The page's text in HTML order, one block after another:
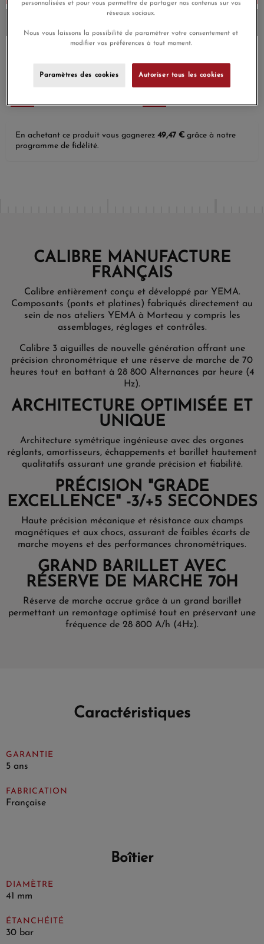
sans frais
Satisfait ou
En achetant ce produit vous gagnerez 49,47 € grâce à notre
programme de fidélité.
CALIBRE MANUFACTURE
FRANÇAIS
Calibre entièrement conçu et développé par YEMA.
Composants (ponts et platines) fabriqués directement au
sein de nos ateliers YEMA à Morteau y compris les
assemblages, réglages et contrôles.
Calibre 3 aiguilles de nouvelle génération offrant une
précision chronométrique et une réserve de marche de 70
heures tout en battant à 28 800 Alternances par heure (4
Hz).
ARCHITECTURE OPTIMISÉE ET
UNIQUE
Architecture symétrique ingénieuse avec des organes
réglants, amortisseurs, échappements et barillet hautement
qualitatifs assurant une grande précision et fiabilité.
PRÉCISION "GRADE
EXCELLENCE" -3/+5 SECONDES
Haute précision mécanique et résistance aux champs
magnétiques et aux chocs, assurant de faibles écarts de
marche moyens et des performances chronométriques.
GRAND BARILLET AVEC
RÉSERVE DE MARCHE 70H
Réserve de marche accrue grâce à un grand barillet
permettant un remontage optimisé tout en préservant une
fréquence de 28 800 A/h (4Hz).
Caractéristiques
GARANTIE
5 ans
FABRICATION
Française
Boîtier
DIAMÈTRE
41 mm
ÉTANCHÉITÉ
30 bar
personnalisées et pour vous permettre de partager nos contenus sur vos
réseaux sociaux.
Nous vous laissons la possibilité de paramétrer votre consentement et
modifier vos préférences à tout moment.
Paramètres des cookies Autoriser tous les cookies